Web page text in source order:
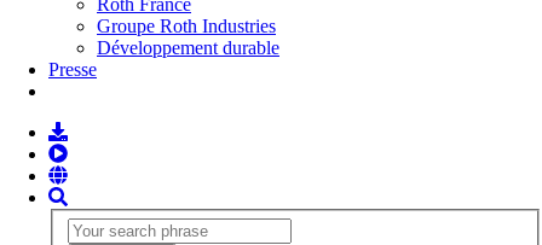
Roth France
Groupe Roth Industries
Développement durable
Presse